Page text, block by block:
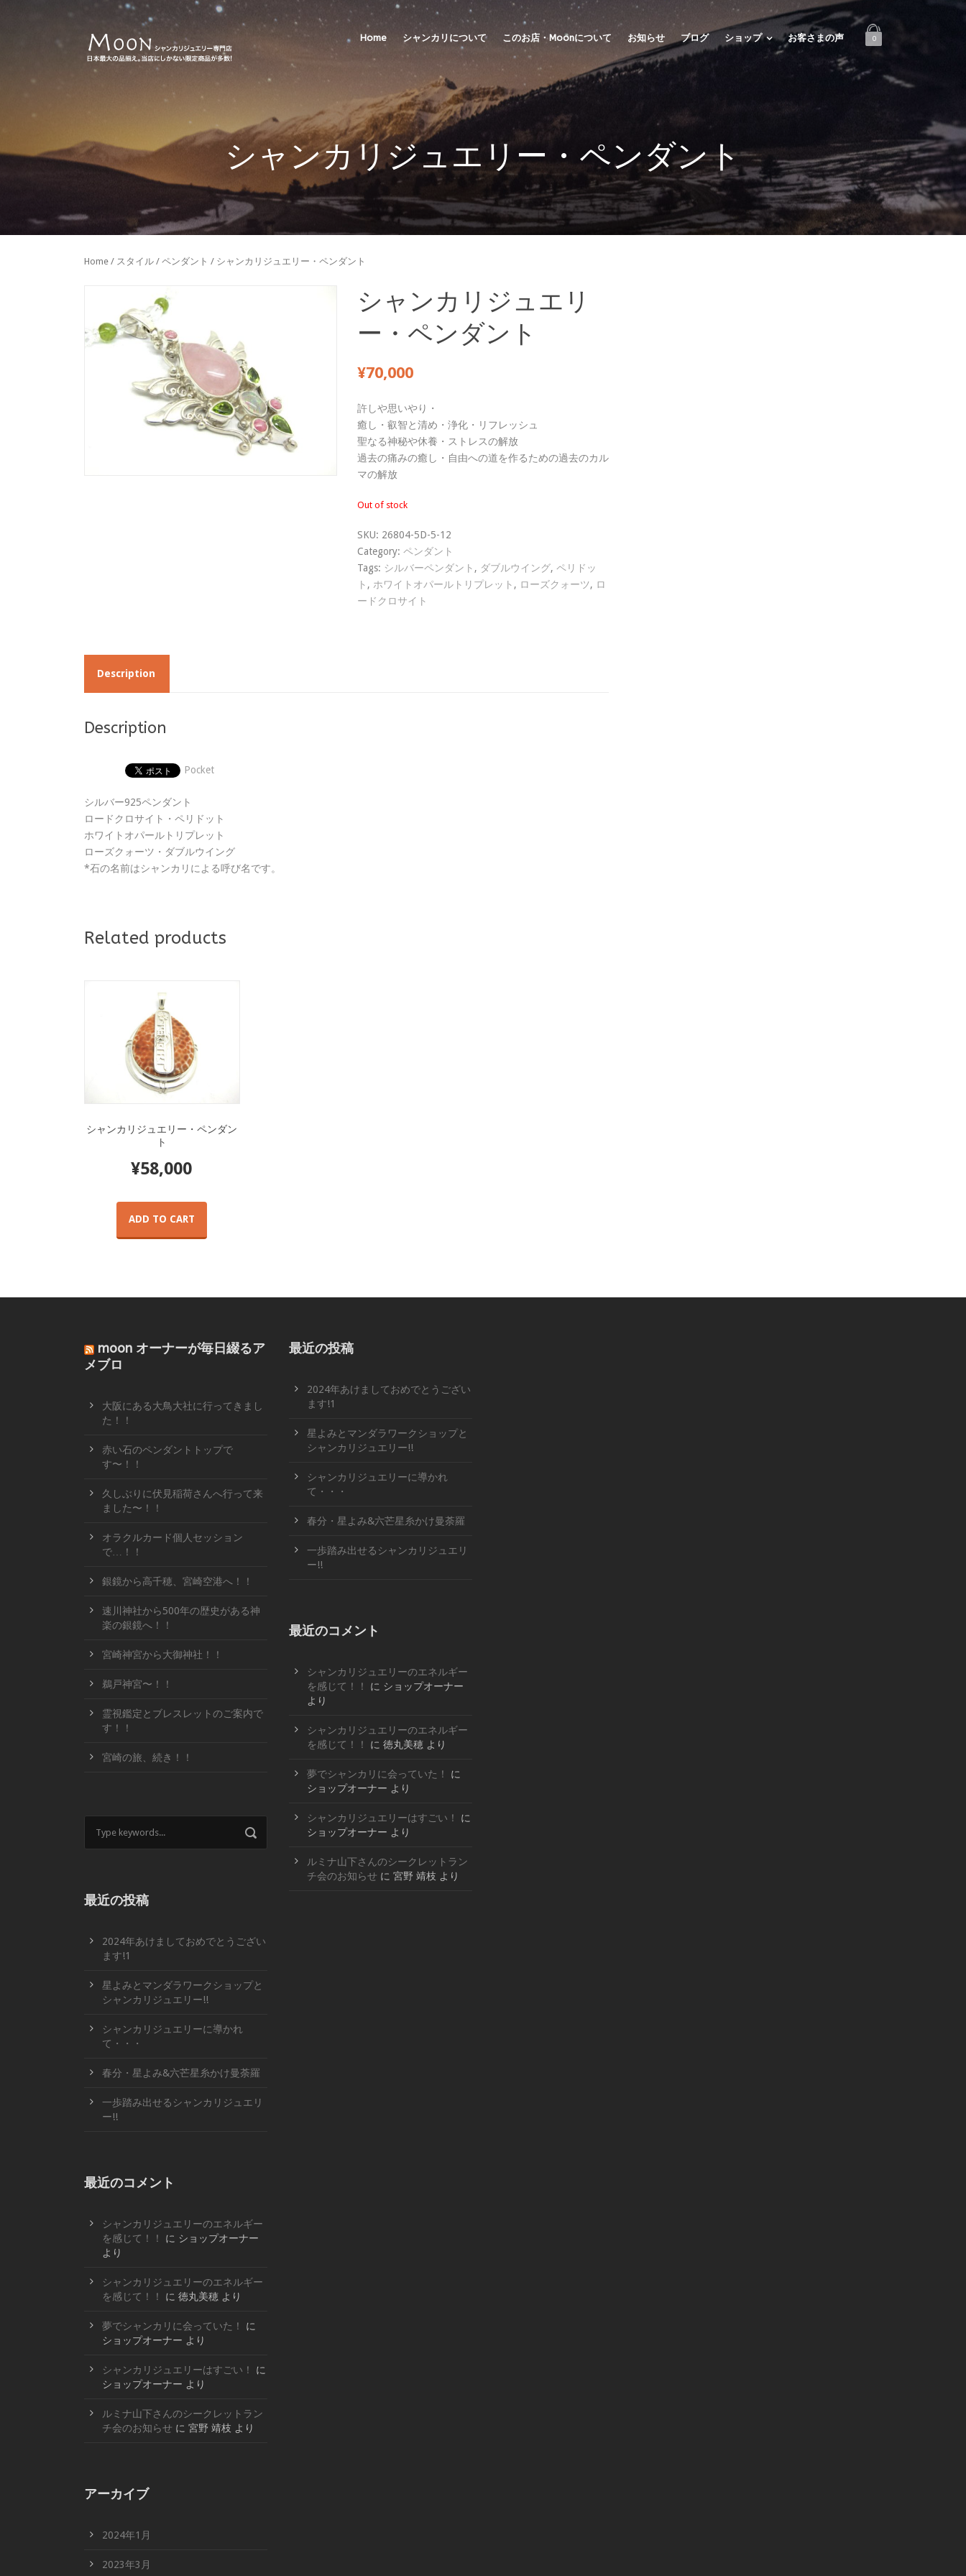
Home シャンカリについて このお店・Moonについて お知らせ ブログ ショップ お客さまの声 0
シャンカリジュエリー・ペンダント
Home / スタイル / ペンダント / シャンカリジュエリー・ペンダント
シャンカリジュエリ
ー・ペンダント
¥70,000
許しや思いやり・
癒し・叡智と清め・浄化・リフレッシュ
聖なる神秘や休養・ストレスの解放
過去の痛みの癒し・自由への道を作るための過去のカル
マの解放
Out of stock
SKU: 26804-5D-5-12
Category: ペンダント
Tags: シルバーペンダント , ダブルウイング, ペリドッ
ト , ホワイトオパールトリプレット , ローズクォーツ, ロ
ードクロサイト
Description
Description
Pocket
シルバー925ペンダント
ロードクロサイト・ペリドット
ホワイトオパールトリプレット
ローズクォーツ・ダブルウイング
*石の名前はシャンカリによる呼び名です。
Related products
シャンカリジュエリー・ペンダン
ト
¥58,000
ADD TO CART
moon オーナーが毎日綴るア
メブロ
大阪にある大鳥大社に行ってきまし
た！！
赤い石のペンダントトップで
す〜！！
久しぶりに伏見稲荷さんへ行って来
ました〜！！
オラクルカード個人セッション
で…！！
銀鏡から高千穂、宮崎空港へ！！
速川神社から500年の歴史がある神
楽の銀鏡へ！！
宮崎神宮から大御神社！！
鵜戸神宮〜！！
霊視鑑定とブレスレットのご案内で
す！！
宮崎の旅、続き！！
最近の投稿
2024年あけましておめでとうござい
ます!1
星よみとマンダラワークショップと
シャンカリジュエリー!!
シャンカリジュエリーに導かれ
て・・・
春分・星よみ&六芒星糸かけ曼荼羅
一歩踏み出せるシャンカリジュエリ
ー!!
最近のコメント
シャンカリジュエリーのエネルギー
を感じて！！
に ショップオーナー
より
シャンカリジュエリーのエネルギー
を感じて！！
に 徳丸美穂 より
夢でシャンカリに会っていた！
に
ショップオーナー より
シャンカリジュエリーはすごい！
に
ショップオーナー より
ルミナ山下さんのシークレットラン
チ会のお知らせ に 宮野 靖枝 より
アーカイブ
2024年1月
2023年3月
最近の投稿
2024年あけましておめでとうござい
ます!1
星よみとマンダラワークショップと
シャンカリジュエリー!!
シャンカリジュエリーに導かれ
て・・・
春分・星よみ&六芒星糸かけ曼荼羅
一歩踏み出せるシャンカリジュエリ
ー!!
最近のコメント
シャンカリジュエリーのエネルギー
を感じて！！
に ショップオーナー
より
シャンカリジュエリーのエネルギー
を感じて！！
に 徳丸美穂 より
夢でシャンカリに会っていた！
に
ショップオーナー より
シャンカリジュエリーはすごい！
に
ショップオーナー より
ルミナ山下さんのシークレットラン
チ会のお知らせ に 宮野 靖枝 より